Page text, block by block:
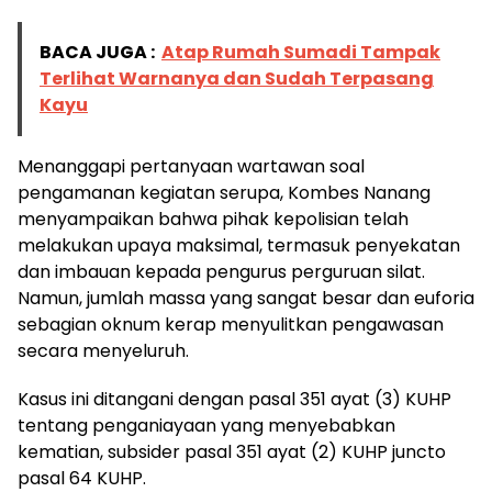
BACA JUGA : Atap Rumah Sumadi Tampak
Terlihat Warnanya dan Sudah Terpasang
Kayu
Menanggapi pertanyaan wartawan soal
pengamanan kegiatan serupa, Kombes Nanang
menyampaikan bahwa pihak kepolisian telah
melakukan upaya maksimal, termasuk penyekatan
dan imbauan kepada pengurus perguruan silat.
Namun, jumlah massa yang sangat besar dan euforia
sebagian oknum kerap menyulitkan pengawasan
secara menyeluruh.
Kasus ini ditangani dengan pasal 351 ayat (3) KUHP
tentang penganiayaan yang menyebabkan
kematian, subsider pasal 351 ayat (2) KUHP juncto
pasal 64 KUHP.